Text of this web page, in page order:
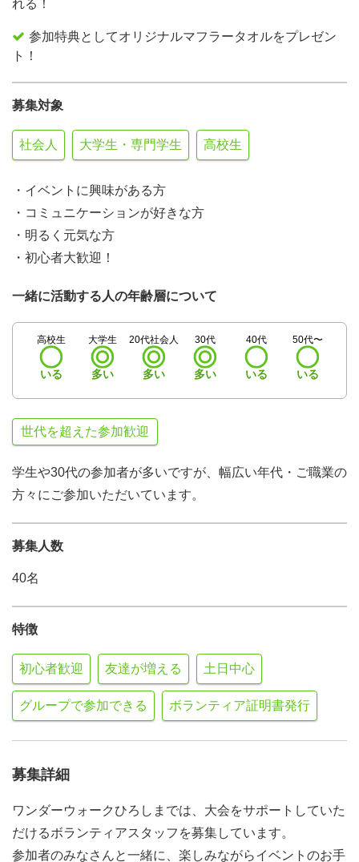
れる！
参加特典としてオリジナルマフラータオルをプレゼン
ト！
募集対象
社会人 大学生・専門学生 高校生
・イベントに興味がある方
・コミュニケーションが好きな方
・明るく元気な方
・初心者大歓迎！
一緒に活動する人の年齢層について
高校生
いる
大学生
多い
20代社会人
多い
30代
多い
40代
いる
50代〜
いる
世代を超えた参加歓迎
学生や30代の参加者が多いですが、幅広い年代・ご職業の
方々にご参加いただいています。
募集人数
40名
特徴
初心者歓迎 友達が増える 土日中心
グループで参加できる ボランティア証明書発行
募集詳細
ワンダーウォークひろしまでは、大会をサポートしていた
だけるボランティアスタッフを募集しています。
参加者のみなさんと一緒に、楽しみながらイベントのお手